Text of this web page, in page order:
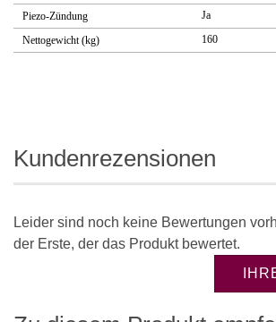
Piezo-Zündung
Ja
Nettogewicht (kg)
160
Kundenrezensionen
Leider sind noch keine Bewertungen
der Erste, der das Produkt bewertet.